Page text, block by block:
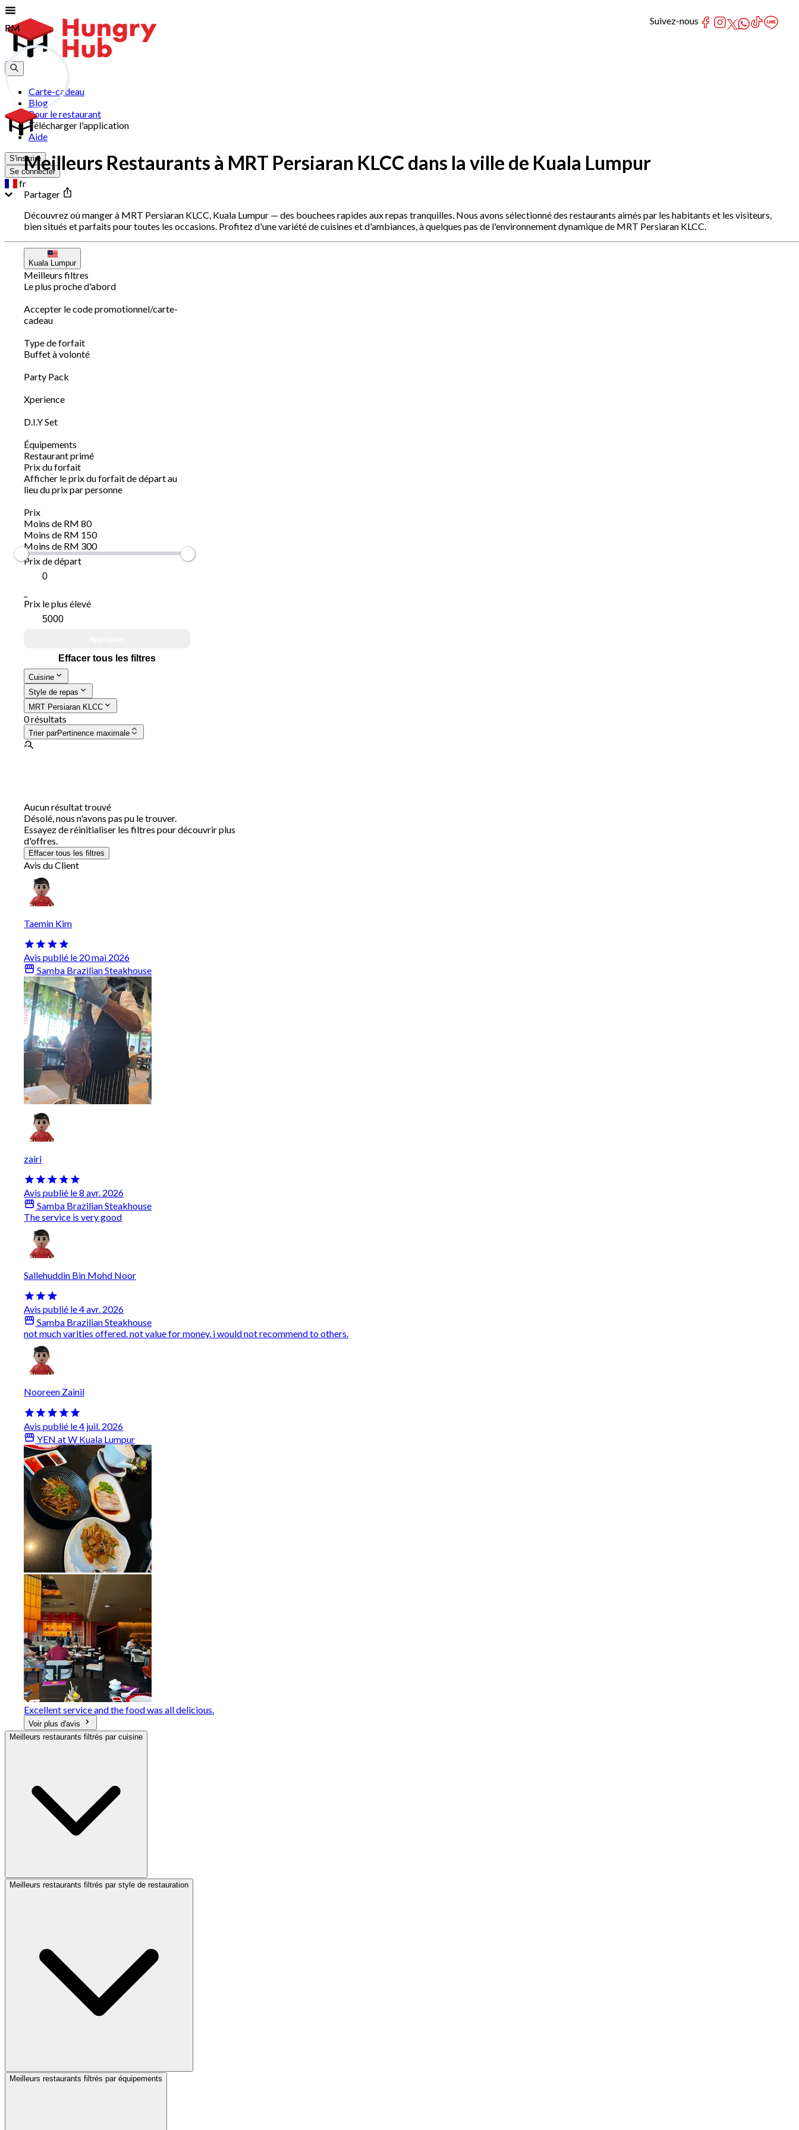
Carte-cadeau
Blog
Pour le restaurant
Télécharger l'application
Aide
S'inscrire
Se connecter
fr
Meilleurs Restaurants à MRT Persiaran KLCC dans la ville de Kuala Lumpur
Partager
Découvrez où manger à MRT Persiaran KLCC, Kuala Lumpur — des bouchees rapides aux repas tranquilles. Nous avons sélectionné des restaurants aimés par les habitants et les visiteurs,
bien situés et parfaits pour toutes les occasions. Profitez d'une variété de cuisines et d'ambiances, à quelques pas de l'environnement dynamique de MRT Persiaran KLCC.
Kuala Lumpur
Meilleurs filtres
Le plus proche d'abord
Accepter le code promotionnel/carte-
cadeau
Type de forfait
Buffet à volonté
Party Pack
Xperience
D.I.Y Set
Équipements
Restaurant primé
Prix du forfait
Afficher le prix du forfait de départ au
lieu du prix par personne
Prix
Moins de RM 80
Moins de RM 150
Moins de RM 300
RM
Prix de départ
RM
Prix le plus élevé
Effacer tous les filtres
Cuisine
Style de repas
MRT Persiaran KLCC
0 résultats
Trier parPertinence maximale
Aucun résultat trouvé
Désolé, nous n'avons pas pu le trouver.
Essayez de réinitialiser les filtres pour découvrir plus
d'offres.
Effacer tous les filtres
Avis du Client
Taemin Kim
Avis publié le 20 mai 2026
Samba Brazilian Steakhouse
zairi
Avis publié le 8 avr. 2026
Samba Brazilian Steakhouse
The service is very good
Sallehuddin Bin Mohd Noor
Avis publié le 4 avr. 2026
Samba Brazilian Steakhouse
not much varities offered. not value for money. i would not recommend to others.
Nooreen Zainil
Avis publié le 4 juil. 2026
YEN at W Kuala Lumpur
Excellent service and the food was all delicious.
Voir plus d'avis
Meilleurs restaurants filtrés par cuisine
Meilleurs restaurants filtrés par style de restauration
Meilleurs restaurants filtrés par équipements
Suivez-nous